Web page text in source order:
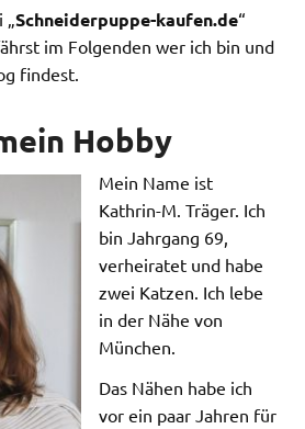
Schneiderpuppe-kaufen.de“
im Folgenden wer ich bin und
findest.
Hobby
Mein Name ist
Kathrin-M. Träger. Ich
bin Jahrgang 69,
verheiratet und habe
zwei Katzen. Ich lebe
in der Nähe von
München.
Das Nähen habe ich
vor ein paar Jahren für